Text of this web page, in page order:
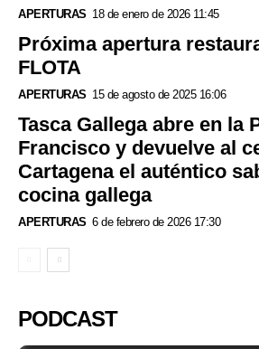
APERTURAS 18 de enero de 2026 11:45
Próxima apertura
FLOTA
APERTURAS 15 de agosto de 2025 16:06
Tasca Gallega abre en la
Francisco y devuelve al
Cartagena el auténtico
cocina gallega
APERTURAS 6 de febrero de 2026 17:30
PODCAST